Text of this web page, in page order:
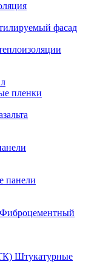
фасад
пленки
панели
Фиброцементный
Штукатурные